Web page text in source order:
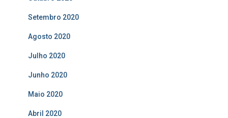
Setembro 2020
Agosto 2020
Julho 2020
Junho 2020
Maio 2020
Abril 2020